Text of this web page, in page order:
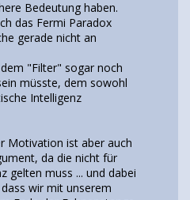
Bedeutung haben.
das Fermi Paradox
gerade nicht an
"Filter" sogar noch
müsste, dem sowohl
Intelligenz
Motivation ist aber auch
da die nicht für
gelten muss ... und dabei
wir mit unserem